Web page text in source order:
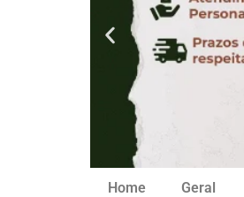
Home Geral